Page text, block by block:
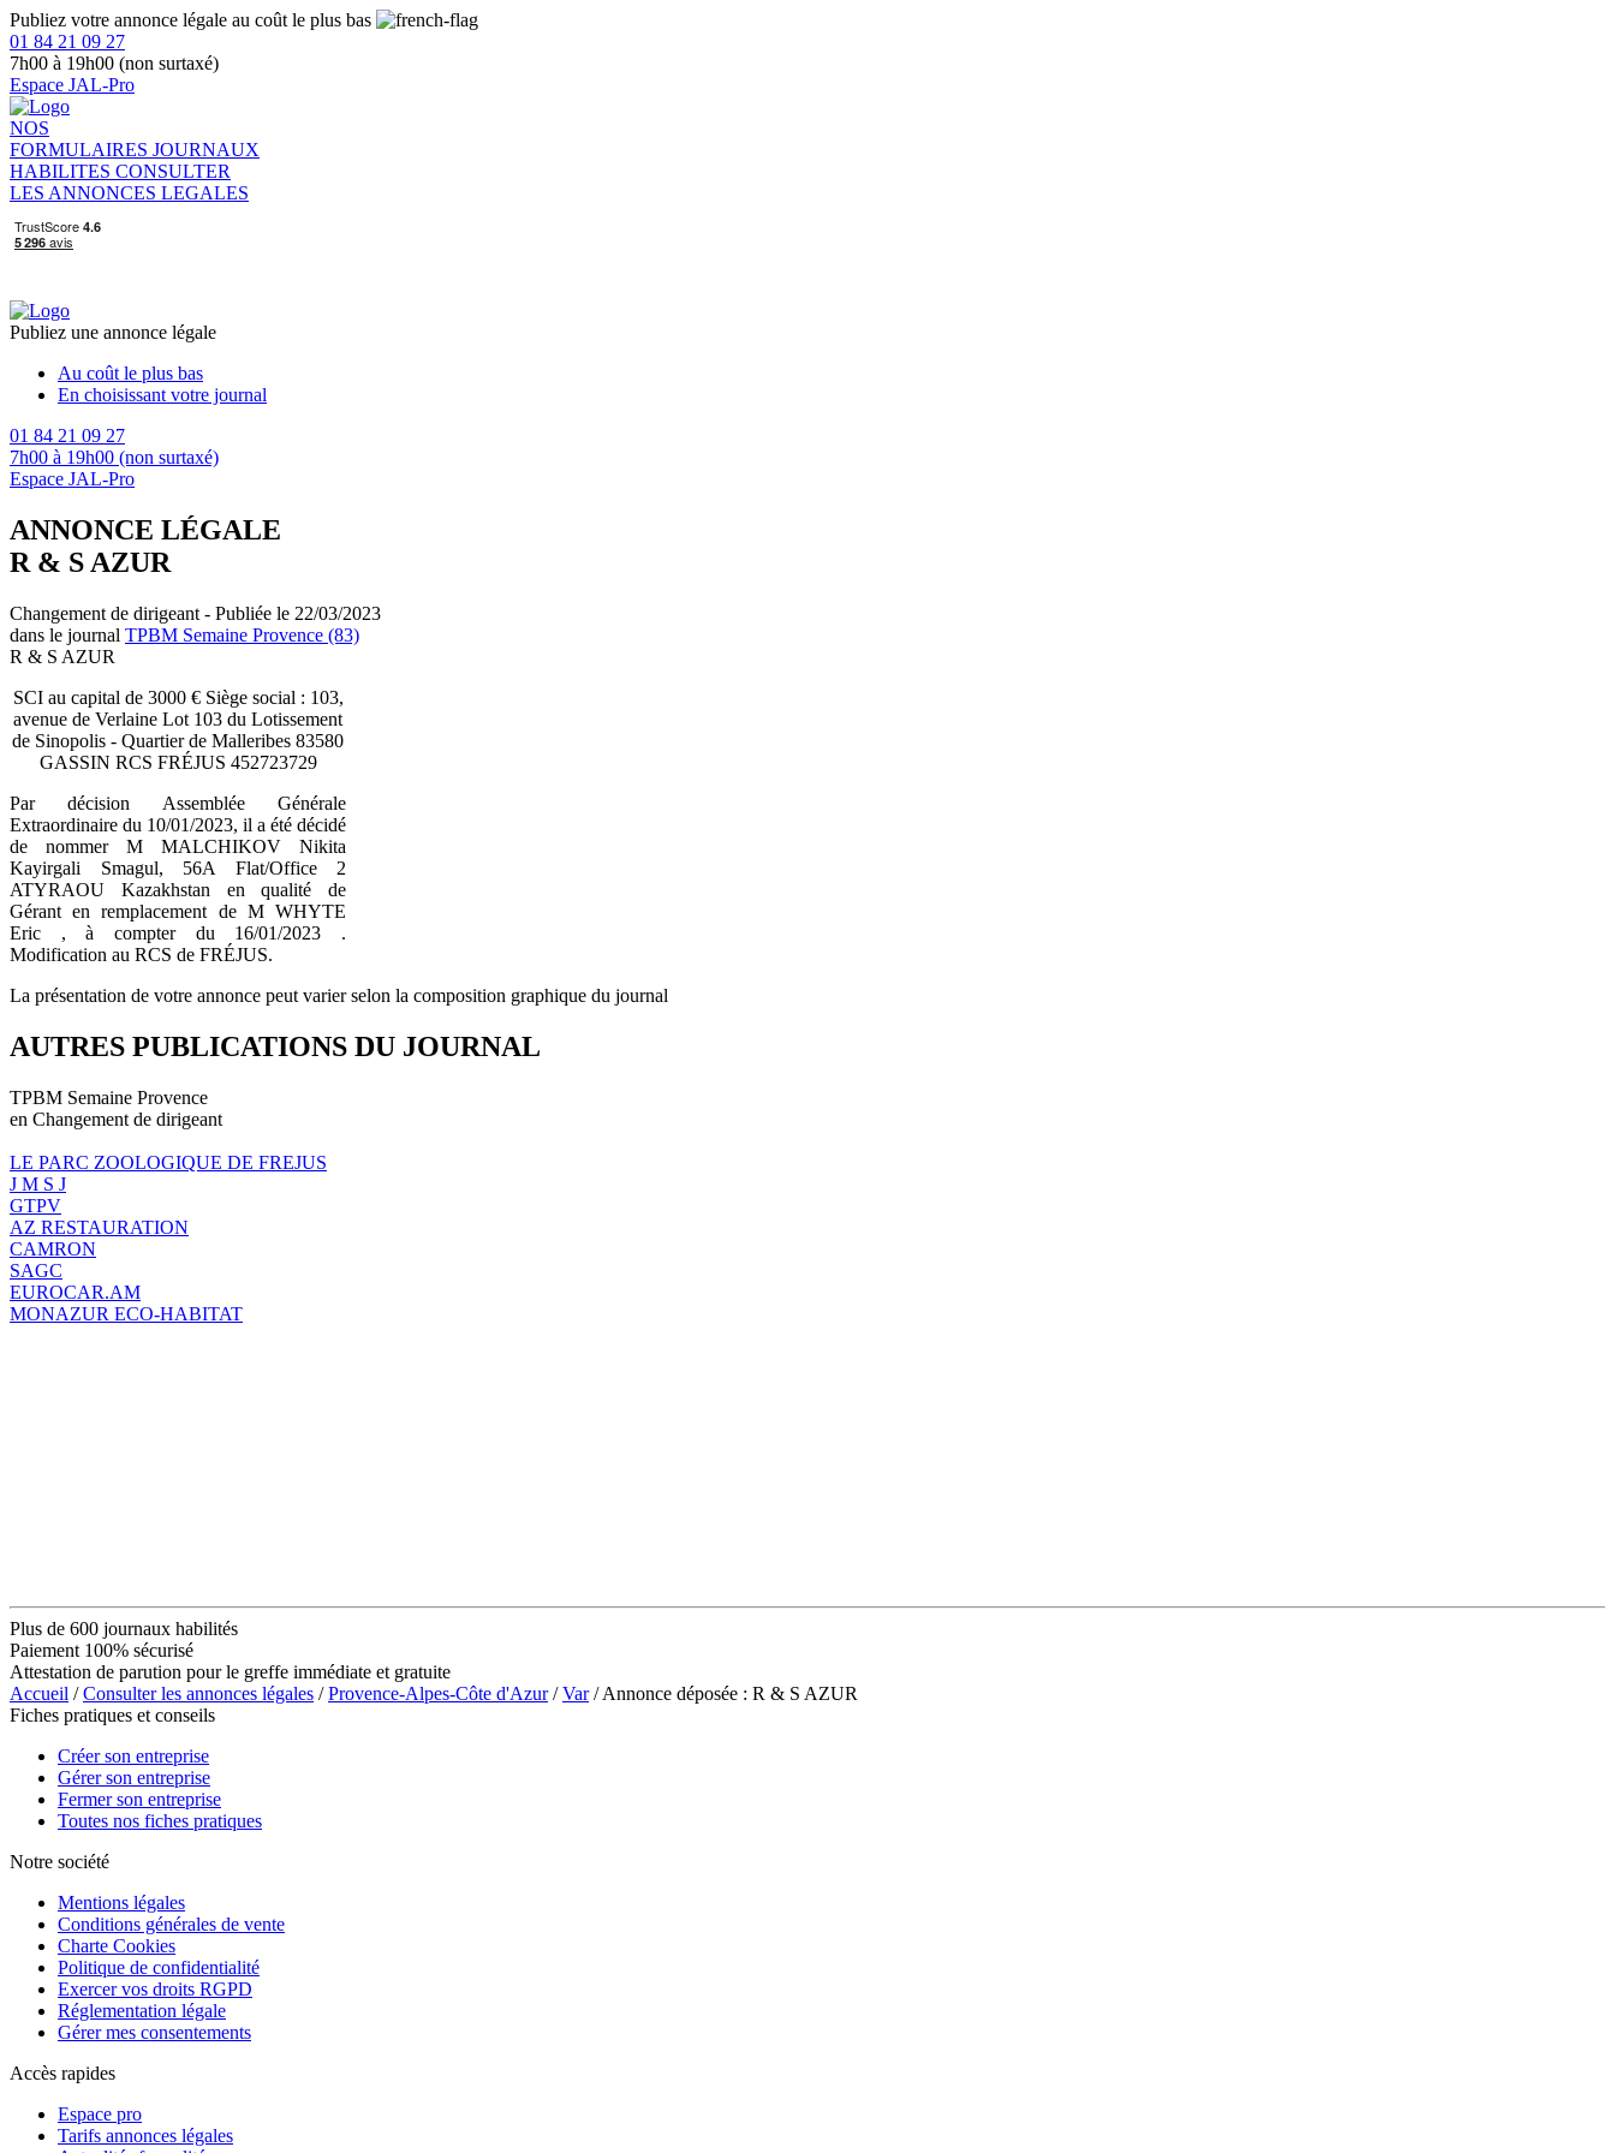
Publiez votre annonce légale au coût le plus bas
01 84 21 09 27
7h00 à 19h00 (non surtaxé)
Espace JAL-Pro
NOS
FORMULAIRES JOURNAUX
HABILITES CONSULTER
LES ANNONCES LEGALES
Publiez une annonce légale
Au coût le plus bas
En choisissant votre journal
01 84 21 09 27
7h00 à 19h00 (non surtaxé)
Espace JAL-Pro
ANNONCE LÉGALE
R & S AZUR
Changement de dirigeant - Publiée le 22/03/2023
dans le journal TPBM Semaine Provence (83)
R & S AZUR
SCI au capital de 3000 € Siège social : 103,
avenue de Verlaine Lot 103 du Lotissement
de Sinopolis - Quartier de Malleribes 83580
GASSIN RCS FRÉJUS 452723729
Par décision Assemblée Générale
Extraordinaire du 10/01/2023, il a été décidé
de nommer M MALCHIKOV Nikita
Kayirgali Smagul, 56A Flat/Office 2
ATYRAOU Kazakhstan en qualité de
Gérant en remplacement de M WHYTE
Eric , à compter du 16/01/2023 .
Modification au RCS de FRÉJUS.
La présentation de votre annonce peut varier selon la composition graphique du journal
AUTRES PUBLICATIONS DU JOURNAL
TPBM Semaine Provence
en Changement de dirigeant
LE PARC ZOOLOGIQUE DE FREJUS
J M S J
GTPV
AZ RESTAURATION
CAMRON
SAGC
EUROCAR.AM
MONAZUR ECO-HABITAT
Plus de 600 journaux habilités
Paiement 100% sécurisé
Attestation de parution pour le greffe immédiate et gratuite
Accueil /Consulter les annonces légales /Provence-Alpes-Côte d'Azur/Var/ Annonce déposée : R & S AZUR
Fiches pratiques et conseils
Créer son entreprise
Gérer son entreprise
Fermer son entreprise
Toutes nos fiches pratiques
Notre société
Mentions légales
Conditions générales de vente
Charte Cookies
Politique de confidentialité
Exercer vos droits RGPD
Réglementation légale
Gérer mes consentements
Accès rapides
Espace pro
Tarifs annonces légales